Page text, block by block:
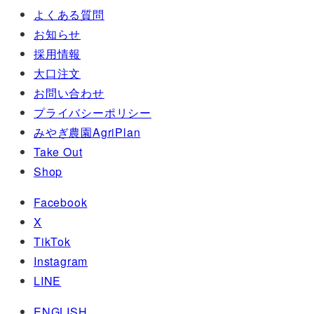
よくある質問
お知らせ
採用情報
大口注文
お問い合わせ
プライバシーポリシー
みやぎ農園AgriPlan
Take Out
Shop
Facebook
X
TikTok
Instagram
LINE